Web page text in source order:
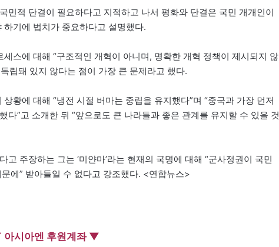
민적 단결이 필요하다고 지적하고 나서 평화와 단결은 국민 개개인이
기에 법치가 중요하다고 설명했다.
스에 대해 “구조적인 개혁이 아니며, 명확한 개혁 정책이 제시되지 않
립돼 있지 않다는 점이 가장 큰 문제라고 했다.
황에 대해 “냉전 시절 버마는 중립을 유지했다”며 “중국과 가장 먼저
”고 소개한 뒤 “앞으로도 큰 나라들과 좋은 관계를 유지할 수 있을 것
주장하는 그는 ‘미얀마’라는 현재의 국명에 대해 “군사정권이 국민
에” 받아들일 수 없다고 강조했다. <연합뉴스>
시아엔 후원계좌 ▼